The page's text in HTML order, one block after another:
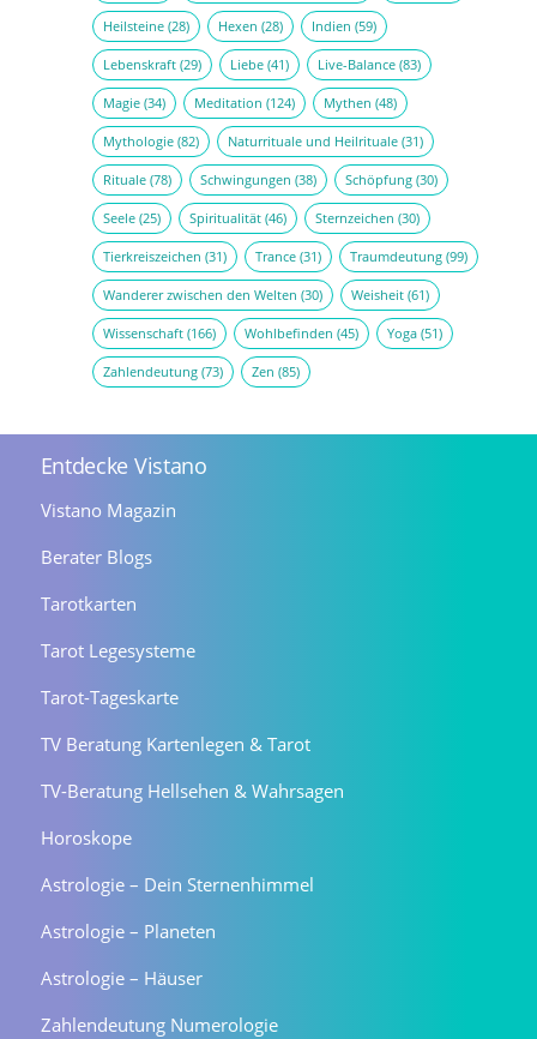
Heilsteine(28) Hexen (28) Indien (59)
Lebenskraft(29) Liebe(41) Live-Balance(83)
Magie(34) Meditation (124) Mythen (48)
Mythologie(82) Naturrituale und Heilrituale(31)
Rituale(78) Schwingungen (38) Schöpfung(30)
Seele(25) Spiritualität(46) Sternzeichen (30)
Tierkreiszeichen (31) Trance(31) Traumdeutung(99)
Wanderer zwischen den Welten (30) Weisheit(61)
Wissenschaft(166) Wohlbefinden (45) Yoga(51)
Zahlendeutung(73) Zen (85)
Entdecke Vistano
Vistano Magazin
Berater Blogs
Tarotkarten
Tarot Legesysteme
Tarot-Tageskarte
TV Beratung Kartenlegen & Tarot
TV-Beratung Hellsehen & Wahrsagen
Horoskope
Astrologie – Dein Sternenhimmel
Astrologie – Planeten
Astrologie – Häuser
Zahlendeutung Numerologie